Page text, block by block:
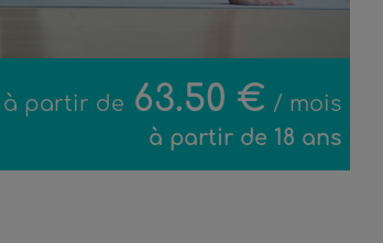
à partir de 63.50 € / mois
à partir de 18 ans